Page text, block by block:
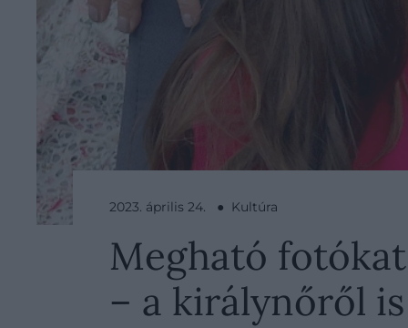
2023. április 24. ● Kultúra
Megható
– a királynőről